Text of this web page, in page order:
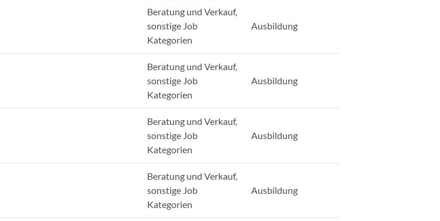
Beratung und Verkauf,
sonstige Job
Kategorien
Ausbildung
Beratung und Verkauf,
sonstige Job
Kategorien
Ausbildung
Beratung und Verkauf,
sonstige Job
Kategorien
Ausbildung
Beratung und Verkauf,
sonstige Job
Kategorien
Ausbildung